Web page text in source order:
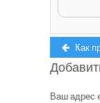
по
post:
Как
Ваш адрес